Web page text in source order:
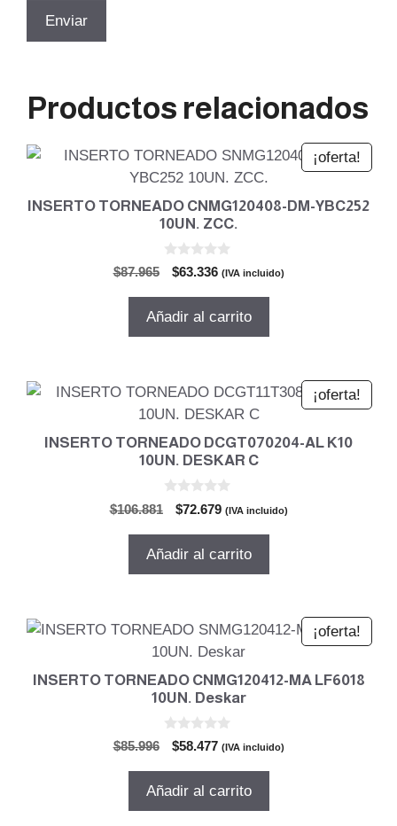
Productos relacionados
¡oferta!
INSERTO TORNEADO CNMG120408-DM-YBC252
10UN. ZCC.
$87.965
El
original
$63.336El
actual
(IVA incluido)
Añadir al carrito
¡oferta!
INSERTO TORNEADO DCGT070204-AL K10
10UN. DESKAR C
$106.881
El
original
$72.679El
actual
(IVA incluido)
Añadir al carrito
¡oferta!
INSERTO TORNEADO CNMG120412-MA LF6018
10UN. Deskar
$85.996
El
original
$58.477El
actual
(IVA incluido)
Añadir al carrito